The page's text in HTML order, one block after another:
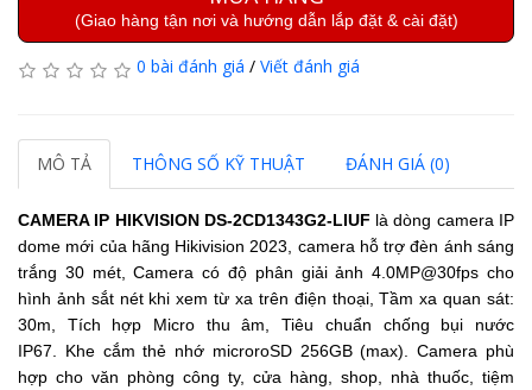
(Giao hàng tận nơi và hướng dẫn lắp đặt & cài đặt)
0 bài đánh giá / Viết đánh giá
MÔ TẢ THÔNG SỐ KỸ THUẬT ĐÁNH GIÁ (0)
CAMERA IP HIKVISION DS-2CD1343G2-LIUF là dòng camera IP
dome mới của hãng Hikivision 2023, camera hỗ trợ đèn ánh sáng
trắng 30 mét, Camera có độ phân giải ảnh 4.0MP@30fps cho
hình ảnh sắt nét khi xem từ xa trên điện thoại, Tầm xa quan sát:
30m, Tích hợp Micro thu âm, Tiêu chuẩn chống bụi nước
IP67. Khe cắm thẻ nhớ microroSD 256GB (max). Camera phù
hợp cho văn phòng công ty, cửa hàng, shop, nhà thuốc, tiệm